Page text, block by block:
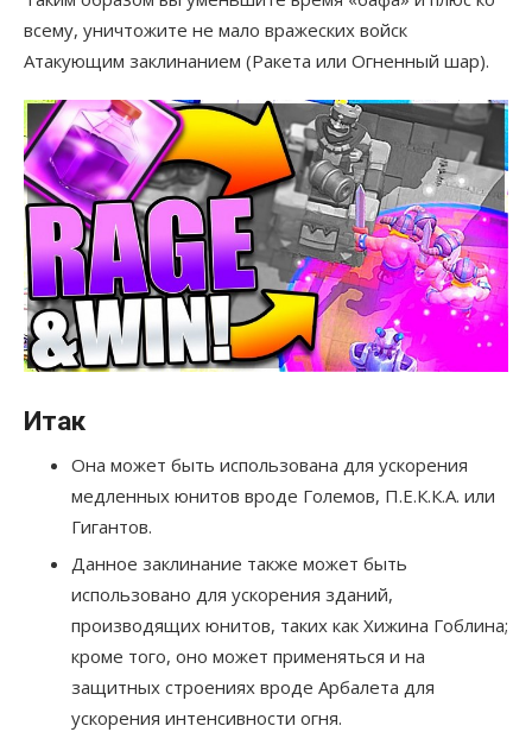
всему, уничтожите не мало вражеских войск
Атакующим заклинанием (Ракета или Огненный шар).
Итак
Она может быть использована для ускорения
медленных юнитов вроде Големов, П.Е.К.К.А. или
Гигантов.
Данное заклинание также может быть
использовано для ускорения зданий,
производящих юнитов, таких как Хижина Гоблина;
кроме того, оно может применяться и на
защитных строениях вроде Арбалета для
ускорения интенсивности огня.